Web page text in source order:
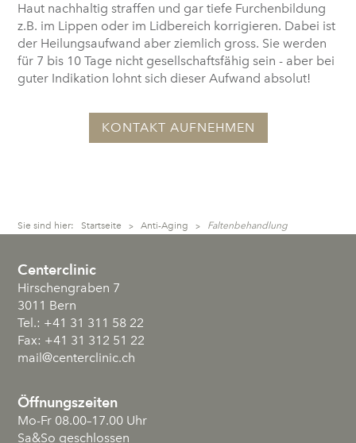
Haut nachhaltig straffen und gar tiefe Furchenbildung
z.B. im Lippen oder im Lidbereich korrigieren. Dabei ist
der Heilungsaufwand aber ziemlich gross. Sie werden
für 7 bis 10 Tage nicht gesellschaftsfähig sein - aber bei
guter Indikation lohnt sich dieser Aufwand absolut!
KONTAKT AUFNEHMEN
Sie sind hier: Startseite > Anti-Aging > Faltenbehandlung
Centerclinic
Hirschengraben 7
3011 Bern
Tel.: +41 31 311 58 22
Fax: +41 31 312 51 22
mail@centerclinic.ch
Öffnungszeiten
Mo-Fr 08.00–17.00 Uhr
Sa&So geschlossen